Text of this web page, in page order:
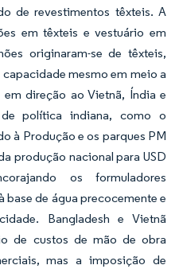
de revestimentos têxteis. A
em têxteis e vestuário em
originaram-se de têxteis,
mesmo em meio a
direção ao Vietnã, Índia e
de política indiana, como o
à Produção e os parques PM
produção nacional para USD
os formuladores
de água precocemente e
Bangladesh e Vietnã
de custos de mão de obra
mas a imposição de